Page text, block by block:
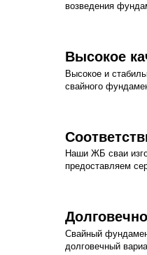
возведения
Высокое
Высокое и
свайного
Наши ЖБ сваи
предоставляем
Свайный
долговечный